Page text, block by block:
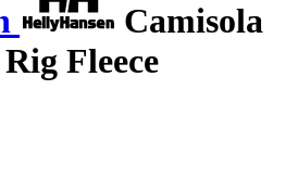
Camisola
Fleece